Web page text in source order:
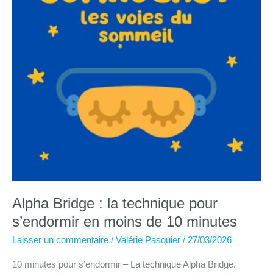
Alpha Bridge : la technique pour
s’endormir en moins de 10 minutes
Laisser un commentaire / Valérie Pasquier / 27/03/2026
10 minutes pour s’endormir – La technique Alpha Bridge.